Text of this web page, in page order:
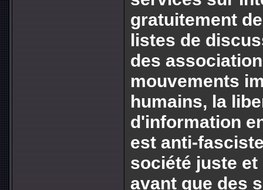
gratuitement
listes de
des
mouvements
humains, la
d'information
est anti-
société juste et
avant que des